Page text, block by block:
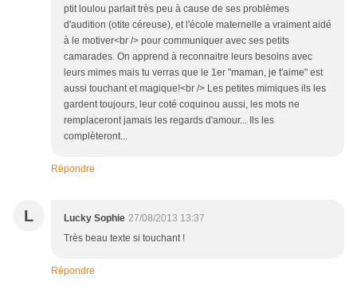
ptit loulou parlait très peu à cause de ses problèmes
d'audition (otite céreuse), et l'école maternelle a vraiment aidé
à le motiver<br /> pour communiquer avec ses petits
camarades. On apprend à reconnaitre leurs besoins avec
leurs mimes mais tu verras que le 1er "maman, je t'aime" est
aussi touchant et magique!<br /> Les petites mimiques ils les
gardent toujours, leur coté coquinou aussi, les mots ne
remplaceront jamais les regards d'amour... Ils les
complèteront...
Répondre
L Lucky Sophie 27/08/2013 13:37
Très beau texte si touchant !
Répondre